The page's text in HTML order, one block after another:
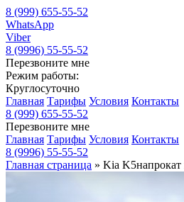
8 (999) 655-55-52
WhatsApp
Viber
8 (9996) 55-55-52
Перезвоните мне
Режим работы:
Круглосуточно
Главная Тарифы Условия Контакты
8 (999) 655-55-52
Перезвоните мне
Главная Тарифы Условия Контакты
8 (9996) 55-55-52
Главная страница » Kia